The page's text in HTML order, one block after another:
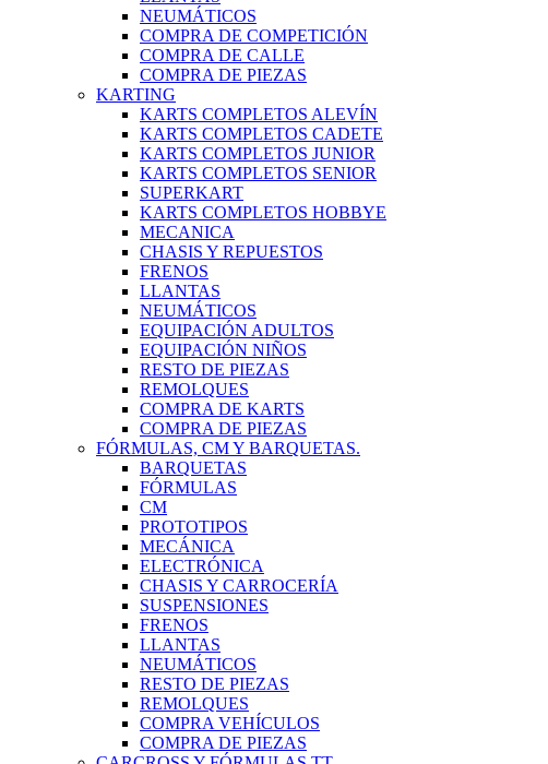
NEUMÁTICOS
COMPRA DE COMPETICIÓN
COMPRA DE CALLE
COMPRA DE PIEZAS
KARTING
KARTS COMPLETOS ALEVÍN
KARTS COMPLETOS CADETE
KARTS COMPLETOS JUNIOR
KARTS COMPLETOS SENIOR
SUPERKART
KARTS COMPLETOS HOBBYE
MECANICA
CHASIS Y REPUESTOS
FRENOS
LLANTAS
NEUMÁTICOS
EQUIPACIÓN ADULTOS
EQUIPACIÓN NIÑOS
RESTO DE PIEZAS
REMOLQUES
COMPRA DE KARTS
COMPRA DE PIEZAS
FÓRMULAS, CM Y BARQUETAS.
BARQUETAS
FÓRMULAS
CM
PROTOTIPOS
MECÁNICA
ELECTRÓNICA
CHASIS Y CARROCERÍA
SUSPENSIONES
FRENOS
LLANTAS
NEUMÁTICOS
RESTO DE PIEZAS
REMOLQUES
COMPRA VEHÍCULOS
COMPRA DE PIEZAS